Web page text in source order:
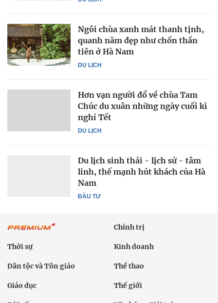
DU LỊCH
Ngôi chùa xanh mát thanh tịnh,
quanh năm đẹp như chốn thần
tiên ở Hà Nam
DU LỊCH
Hơn vạn người đổ về chùa Tam
Chúc du xuân những ngày cuối kì
nghỉ Tết
ĐẦU TƯ
Du lịch sinh thái - lịch sử - tâm
linh, thế mạnh hút khách của Hà
Nam
Chính trị
Thời sự Kinh doanh
Dân tộc và Tôn giáo Thể thao
Giáo dục Thế giới